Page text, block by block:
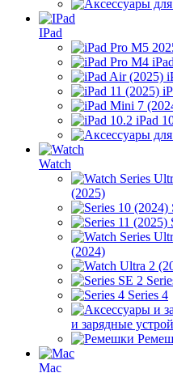
IPad
iPad
Watch
(2025)
(2024)
Series 4
и зарядные
Mac